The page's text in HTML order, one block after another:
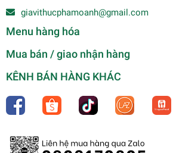
giavithucphamoanh@gmail.com
Menu hàng hóa
Mua bán / giao nhận hàng
KÊNH BÁN HÀNG KHÁC
Miến tươi Song Long (1kg)